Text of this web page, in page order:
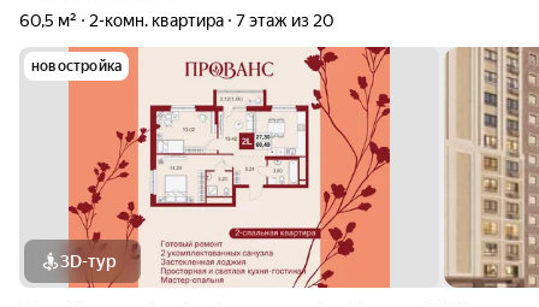
60,5 м²
2-комн. квартира 7 этаж из 20
новостройка
3D-тур